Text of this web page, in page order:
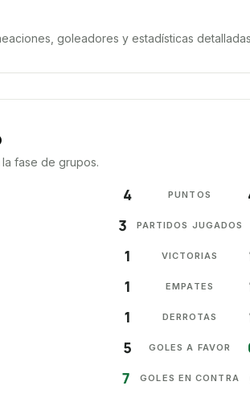
goleadores y estadísticas
fase de grupos.
4 PUNTOS
3
PARTIDOS JUGADOS
1
VICTORIAS
1
EMPATES
1
DERROTAS
5
GOLES A FAVOR
7
GOLES EN CONTRA